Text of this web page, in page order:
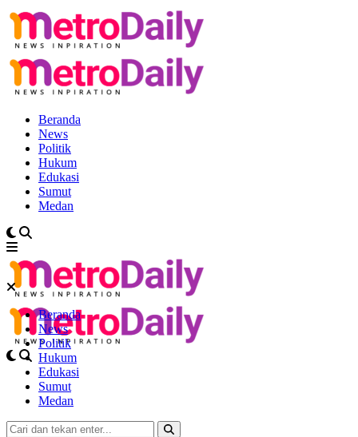
Beranda
News
Politik
Hukum
Edukasi
Sumut
Medan
Beranda
News
Politik
Hukum
Edukasi
Sumut
Medan